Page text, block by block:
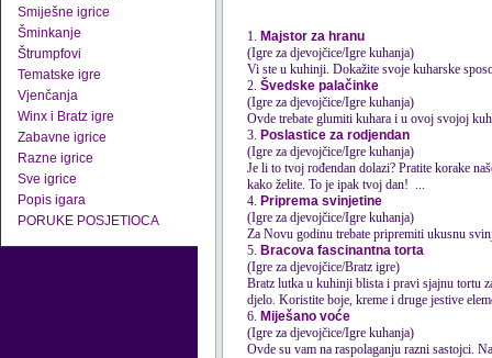
Smiješne igrice
Šminkanje
Štrumpfovi
Tematske igre
Vjenčanja
Winx i Bratz igre
Zabavne igrice
Razne igrice
Sve igrice
Popis igara
PORUKE POSJETIOCA
1. Majstor za hranu
(Igre za djevojčice/Igre kuhanja)
Vi ste u kuhinji. Dokažite svoje kuharske
2. Švedske palačinke
(Igre za djevojčice/Igre kuhanja)
Ovde trebate glumiti kuhara i u ovoj svojoj
3. Poslastice za rodjendan
(Igre za djevojčice/Igre kuhanja)
Je li to tvoj rođendan dolazi? Pratite korake
kako želite. To je ipak tvoj dan! ...
4. Priprema svinjetine
(Igre za djevojčice/Igre kuhanja)
Za Novu godinu trebate pripremiti ukusnu
5. Bracova fascinantna torta
(Igre za djevojčice/Bratz igre)
Bratz lutka u kuhinji blista i pravi sjajnu tortu
djelo. Koristite boje, kreme i druge jestive
6. Miješano voće
(Igre za djevojčice/Igre kuhanja)
Ovde su vam na raspolaganju razni sastojci.